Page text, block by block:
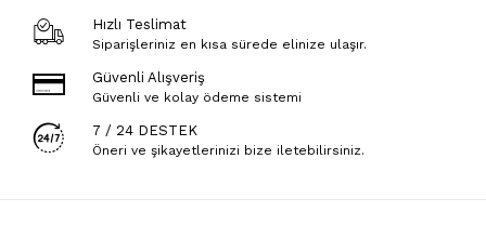
Hızlı Teslimat
Siparişleriniz en kısa sürede elinize ulaşır.
Güvenli Alışveriş
Güvenli ve kolay ödeme sistemi
7 / 24 DESTEK
Öneri ve şikayetlerinizi bize iletebilirsiniz.